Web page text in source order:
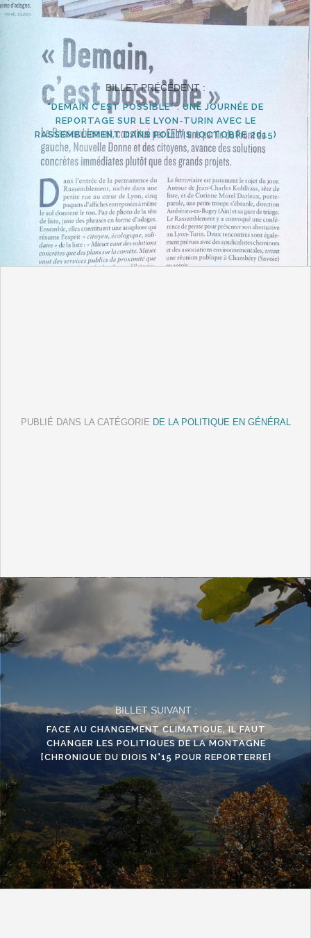
BILLET PRÉCÉDENT :
“DEMAIN C’EST POSSIBLE” : UNE JOURNÉE DE
REPORTAGE SUR LE LYON-TURIN AVEC LE
RASSEMBLEMENT DANS POLITIS (OCTOBRE 2015)
PUBLIÉ DANS LA CATÉGORIE DE LA POLITIQUE EN GÉNÉRAL
BILLET SUIVANT :
FACE AU CHANGEMENT CLIMATIQUE, IL FAUT
CHANGER LES POLITIQUES DE LA MONTAGNE
[CHRONIQUE DU DIOIS N°15 POUR REPORTERRE]